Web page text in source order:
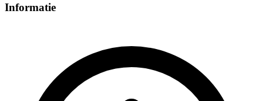
Informatie